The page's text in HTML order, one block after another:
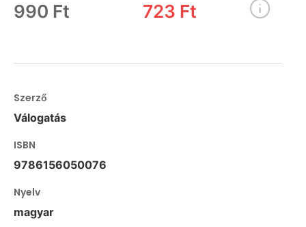
990 Ft 723 Ft
Szerző
Válogatás
ISBN
9786156050076
Nyelv
magyar